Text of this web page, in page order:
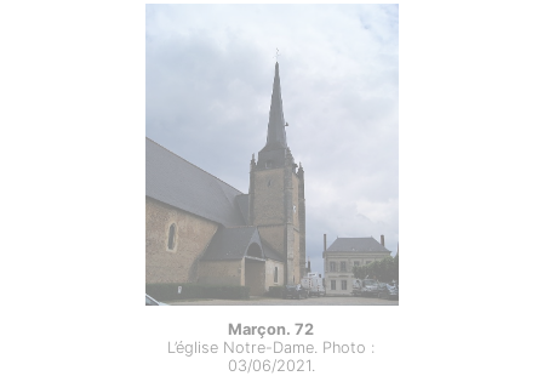
Marçon. 72
L’église Notre-Dame. Photo :
03/06/2021.